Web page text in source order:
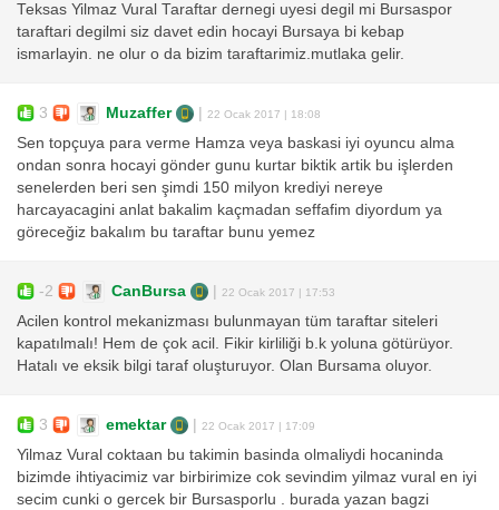
Teksas Yilmaz Vural Taraftar dernegi uyesi degil mi Bursaspor
taraftari degilmi siz davet edin hocayi Bursaya bi kebap
ismarlayin. ne olur o da bizim taraftarimiz.mutlaka gelir.
3 Muzaffer 22 Ocak 2017 | 18:08
Sen topçuya para verme Hamza veya baskasi iyi oyuncu alma
ondan sonra hocayi gönder gunu kurtar biktik artik bu işlerden
senelerden beri sen şimdi 150 milyon krediyi nereye
harcayacagini anlat bakalim kaçmadan seffafim diyordum ya
göreceğiz bakalım bu taraftar bunu yemez
-2 CanBursa 22 Ocak 2017 | 17:53
Acilen kontrol mekanizması bulunmayan tüm taraftar siteleri
kapatılmalı! Hem de çok acil. Fikir kirliliği b.k yoluna götürüyor.
Hatalı ve eksik bilgi taraf oluşturuyor. Olan Bursama oluyor.
3 emektar 22 Ocak 2017 | 17:09
Yilmaz Vural coktaan bu takimin basinda olmaliydi hocaninda
bizimde ihtiyacimiz var birbirimize cok sevindim yilmaz vural en iyi
secim cunki o gercek bir Bursasporlu . burada yazan bagzi